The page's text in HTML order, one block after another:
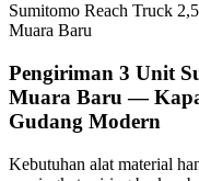
Sumitomo Reach Truck
Muara Baru
Pengiriman 3 Unit
Muara Baru —
Gudang Modern
Kebutuhan alat material